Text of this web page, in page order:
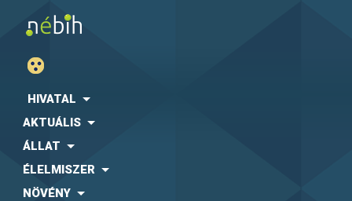
HIVATAL
AKTUÁLIS
ÁLLAT
ÉLELMISZER
NÖVÉNY